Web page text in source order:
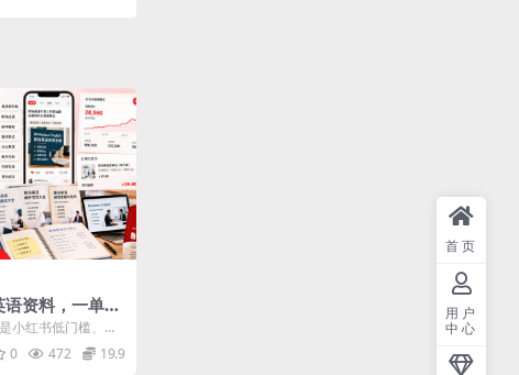
资料，一单3
，新手可快速
小红书低门槛、零
资料轻创业项目，
0 472 19.9
首页
用户
中心